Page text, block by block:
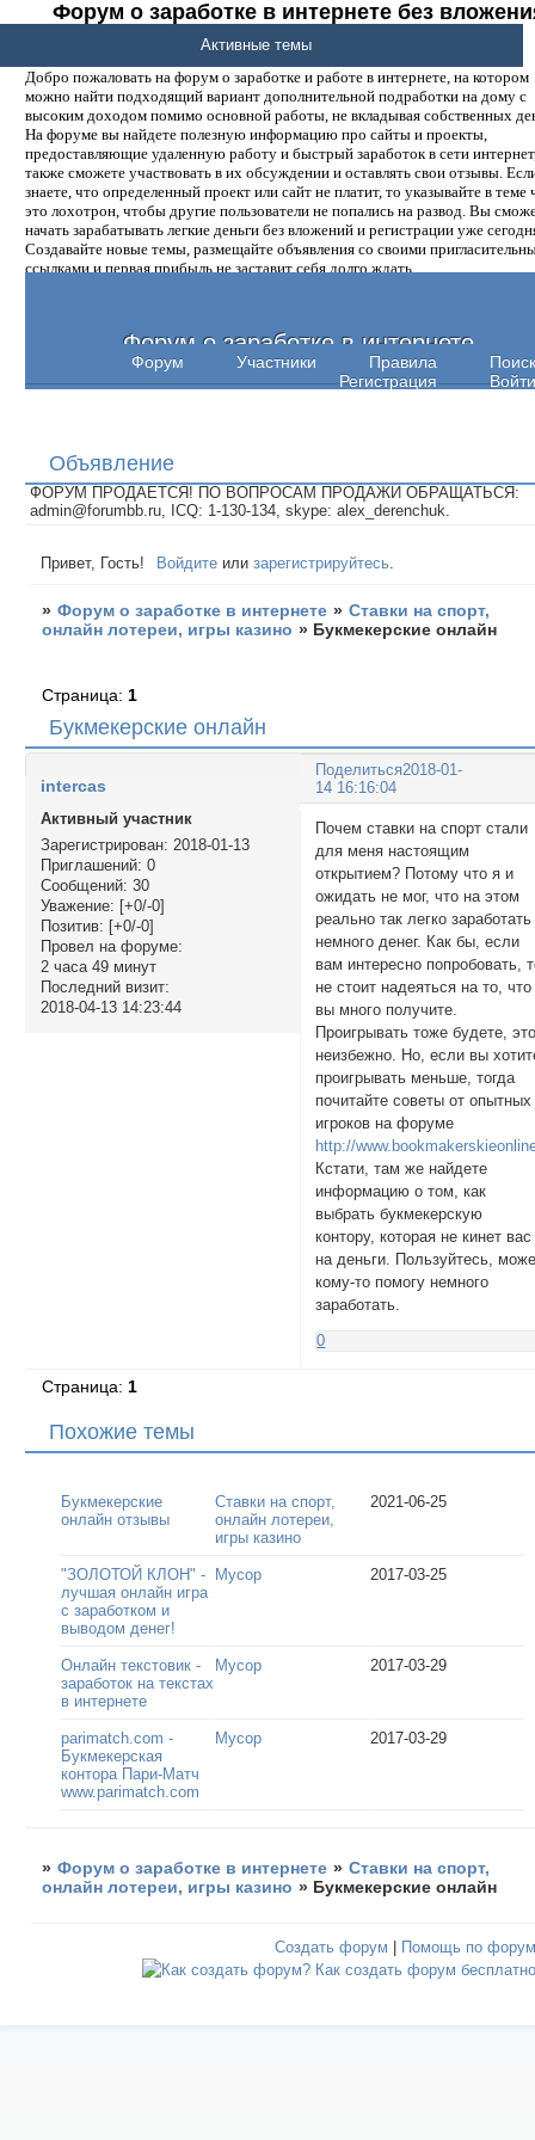
Форум о заработке в интернете без
денег.
Добро пожаловать на форум о заработке и работе в интернете, на котором
можно найти подходящий вариант дополнительной подработки на дому с
высоким доходом помимо основной работы, не вкладывая собственных
На форуме вы найдете полезную информацию про сайты и проекты,
предоставляющие удаленную работу и быстрый заработок в сети
также сможете участвовать в их обсуждении и оставлять свои отзывы.
знаете, что определенный проект или сайт не платит, то указывайте в теме
это лохотрон, чтобы другие пользователи не попались на развод. Вы
начать зарабатывать легкие деньги без вложений и регистрации уже
Создавайте новые темы, размещайте объявления со своими
ссылками и первая прибыль не заставит себя долго ждать.
Форум о заработке в интернете
Форум Участники Правила
Поиск
Регистрация
Войти
Активные темы
Объявление
ФОРУМ ПРОДАЕТСЯ! ПО ВОПРОСАМ ПРОДАЖИ ОБРАЩАТЬСЯ:
admin@forumbb.ru, ICQ: 1-130-134, skype: alex_derenchuk.
Привет, Гость! Войдите илизарегистрируйтесь
» Форум о заработке в интернете » Ставки на спорт,
онлайн лотереи, игры казино » Букмекерские онлайн
Букмекерские онлайн
Страница: 1
Поделиться2018-01-
14 16:16:04
intercas
Активный участник
Зарегистрирован: 2018-01-13
Приглашений: 0
Сообщений: 30
Уважение: [+0/-0]
Позитив: [+0/-0]
Провел на форуме:
2 часа 49 минут
Последний визит:
2018-04-13 14:23:44
Почем ставки на спорт стали
для меня настоящим
открытием? Потому что я и
ожидать не мог, что на этом
реально так легко заработать
немного денег. Как бы, если
вам интересно попробовать,
не стоит надеяться на то, что
вы много получите.
Проигрывать тоже будете,
неизбежно. Но, если вы
проигрывать меньше, тогда
почитайте советы от опытных
игроков на форуме
http://
Кстати, там же найдете
информацию о том, как
выбрать букмекерскую
контору, которая не кинет вас
на деньги. Пользуйтесь,
кому-то помогу немного
заработать.
0
Страница: 1
Похожие темы
Букмекерские
онлайн отзывы
Ставки на спорт,
онлайн лотереи,
игры казино
2021-06-25
"ЗОЛОТОЙ КЛОН" -
лучшая онлайн игра
с заработком и
выводом денег!
Мусор 2017-03-25
Онлайн текстовик -
заработок на текстах
в интернете
Мусор 2017-03-29
parimatch.com -
Букмекерская
контора Пари-Матч
www.parimatch.com
Мусор 2017-03-29
» Форум о заработке в интернете » Ставки на спорт,
онлайн лотереи, игры казино » Букмекерские онлайн
Создать форум | Помощь по